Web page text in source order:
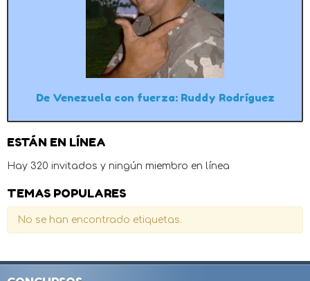
De Venezuela con fuerza: Ruddy Rodríguez
ESTÁN EN LÍNEA
Hay 320 invitados y ningún miembro en línea
TEMAS POPULARES
No se han encontrado etiquetas.